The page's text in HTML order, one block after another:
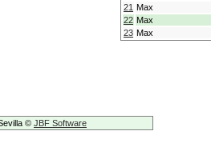
21 Max
22 Max
23 Max
© JBF Software